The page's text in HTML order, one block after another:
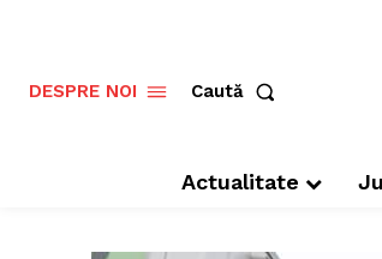
DESPRE NOI Caută
Actualitate